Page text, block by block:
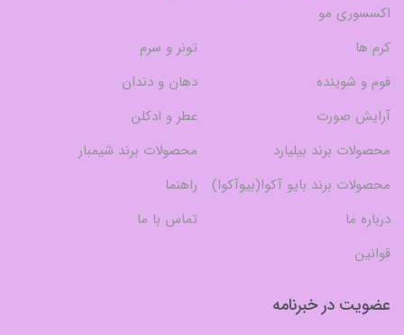
اکسسوری مو
کرم ها
تونر و سرم
فوم و شوینده
دهان و دندان
آرایش صورت
عطر و ادکلن
محصولات برند بیلیارد
محصولات برند شیمبار
محصولات برند بایو آکوا(بیوآکوا)
راهنما
درباره ما
تماس با ما
قوانین
عضویت در خبرنامه